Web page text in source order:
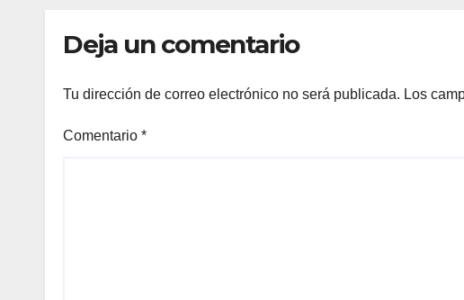
Deja un comentario
Tu dirección de correo electrónico no será publicada. Los
Comentario *